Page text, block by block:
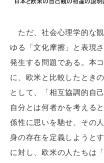
ただ、社会心理学的な
ゆる「文化摩擦」と表現
発生する問題である。本
に、欧米と比較したとき
として、「相互協調的自
自分とは何者かを考える
係性に思いを馳せ、その
身の存在を定義しようと
に対し、欧米の人たちは